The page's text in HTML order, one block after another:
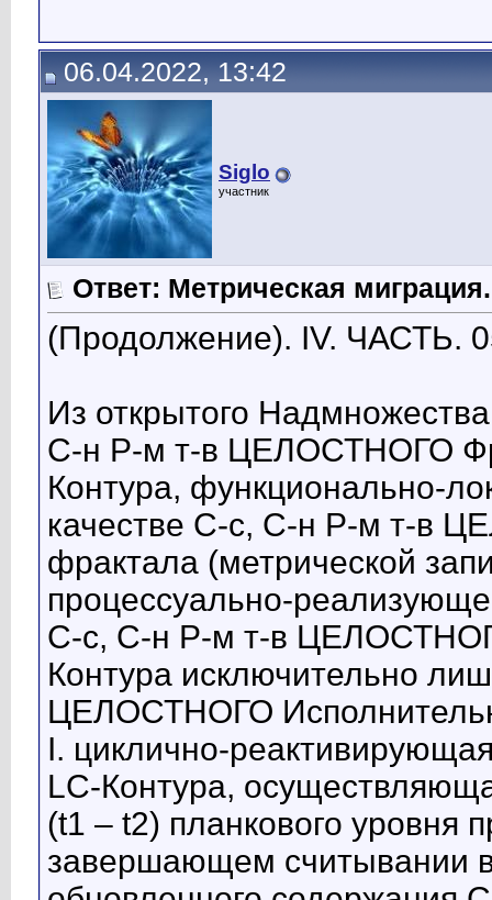
06.04.2022, 13:42
Siglo
участник
Ответ: Метрическая миграция.
(Продолжение). IV. ЧАСТЬ.
Из открытого
С-н Р-м т-в ЦЕЛОСТНОГО
Контура, функционально-
качестве С-с, С-н Р-м т-в
фрактала (метрической
процессуально-
С-с, С-н Р-м т-в
Контура исключительно
ЦЕЛОСТНОГО
I. циклично-
LC-Контура,
(t1 – t2) планкового уровня
завершающем считывании